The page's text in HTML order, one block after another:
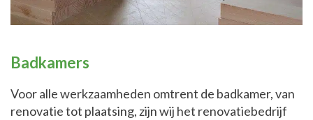
Badkamers
Voor alle werkzaamheden omtrent de badkamer, van
renovatie tot plaatsing, zijn wij het renovatiebedrijf